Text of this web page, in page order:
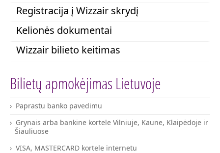
Registracija į Wizzair skrydį
Kelionės dokumentai
Wizzair bilieto keitimas
Bilietų apmokėjimas Lietuvoje
Paprastu banko pavedimu
Grynais arba bankine kortele Vilniuje, Kaune, Klaipėdoje ir
Šiauliuose
VISA, MASTERCARD kortele internetu